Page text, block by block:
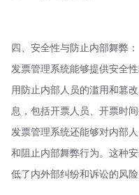
四、安全性与防止内部舞弊：
发票管理系统能够提供安全
用防止内部人员的滥用和篡
息，包括开票人员、开票时
发票管理系统还能够对内部
和阻止内部舞弊行为。这种
低了内外部纠纷和诉讼的风险